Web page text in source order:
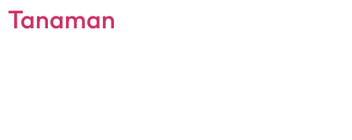
Tanaman